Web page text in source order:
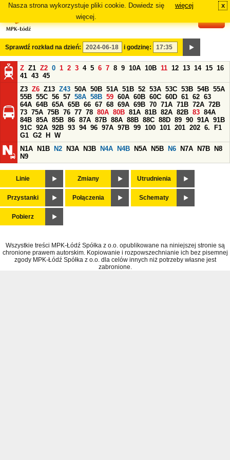
Nasza strona wykorzystuje pliki cookie. Dowiedz się
więcej.
więcej x
Sprawdź rozkład na dzień: i godzinę:
Z Z1 Z2 0 1 2 3 4 5 6 7 8 9 10A 10B 11 12 13 14 15 16
41 43 45
Z3 Z6 Z13 Z43 50A 50B 51A 51B 52 53A 53C 53B 54B 55A
55B 55C 56 57 58A 58B 59 60A 60B 60C 60D 61 62 63
64A 64B 65A 65B 66 67 68 69A 69B 70 71A 71B 72A 72B
73 75A 75B 76 77 78 80A 80B 81A 81B 82A 82B 83 84A
84B 85A 85B 86 87A 87B 88A 88B 88C 88D 89 90 91A 91B
91C 92A 92B 93 94 96 97A 97B 99 100 101 201 202 6.
F1
G1 G2 H
W
N1A
N1B N2 N3A N3B N4A N4B N5A N5B N6 N7A N7B
N8
N9
Linie Zmiany Utrudnienia
Przystanki Połączenia Schematy
Pobierz
Wszystkie treści MPK-Łódź Spółka z o.o. opublikowane na niniejszej stronie są
chronione prawem autorskim. Kopiowanie i rozpowszechnianie ich bez pisemnej
zgody MPK-Łódź Spółka z o.o. dla celów innych niż potrzeby własne jest
zabronione.